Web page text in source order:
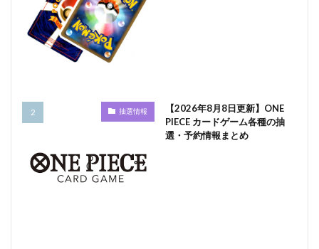
抽選情報
【2026年8月8日更新】ONE
PIECE カードゲーム各種の抽
選・予約情報まとめ